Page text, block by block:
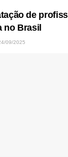
de
no Brasil
09/2025